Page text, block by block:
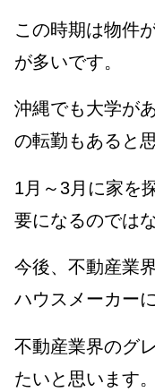
この時期は物件
が多いです。
沖縄でも大学が
の転勤もあると
1月～3月に家を
要になるのでは
今後、不動産業
ハウスメーカー
不動産業界のグ
たいと思います。